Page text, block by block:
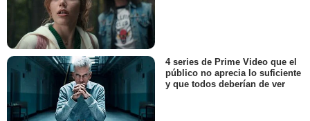
4 series de Prime Video que el
público no aprecia lo suficiente
y que todos deberían de ver